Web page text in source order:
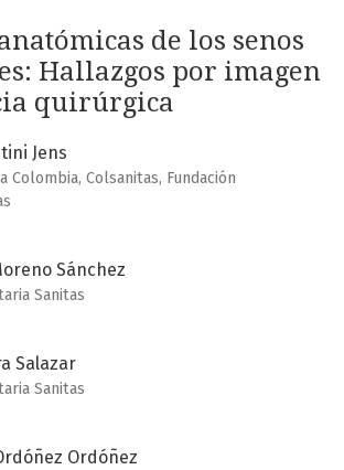
de los senos
Hallazgos por imagen
quirúrgica
Jens
Colombia, Colsanitas, Fundación
Sánchez
Sanitas
Salazar
Sanitas
Ordóñez